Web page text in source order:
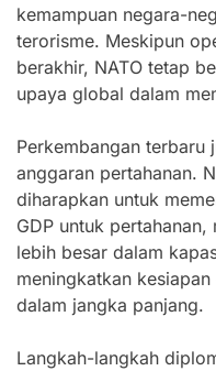
kemampuan negara-
terorisme. Meskipun
berakhir, NATO tetap
upaya global dalam
Perkembangan terbaru
anggaran pertahanan.
diharapkan untuk
GDP untuk
lebih besar dalam
meningkatkan
dalam jangka panjang.
Langkah-langkah